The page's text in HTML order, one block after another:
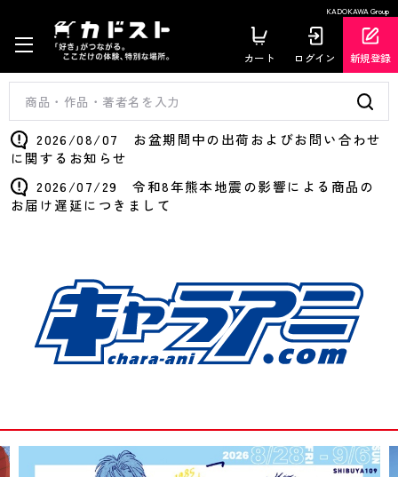
KADOKAWA Group
カート ログイン 新規登録
2026/08/07 お盆期間中の出荷およびお問い合わせ
に関するお知らせ
2026/07/29 令和8年熊本地震の影響による商品の
お届け遅延につきまして